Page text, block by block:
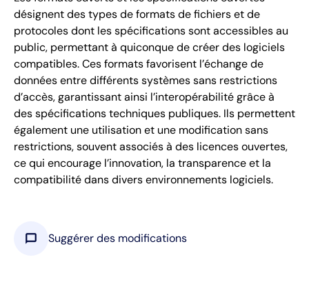
désignent des types de formats de fichiers et de
protocoles dont les spécifications sont accessibles au
public, permettant à quiconque de créer des logiciels
compatibles. Ces formats favorisent l’échange de
données entre différents systèmes sans restrictions
d’accès, garantissant ainsi l’interopérabilité grâce à
des spécifications techniques publiques. Ils permettent
également une utilisation et une modification sans
restrictions, souvent associés à des licences ouvertes,
ce qui encourage l’innovation, la transparence et la
compatibilité dans divers environnements logiciels.
chat_bubble Suggérer des modifications